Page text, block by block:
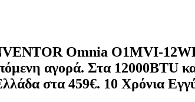
Omnia O1MVI-
αγορά. Στα 12000BTU
στα 459€. 10 Χρόνια